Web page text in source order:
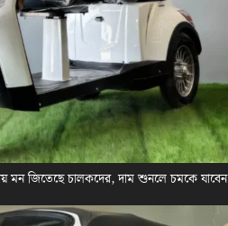
মন জিতেছে চালকদের, দাম শুনলে চমকে যাবেন